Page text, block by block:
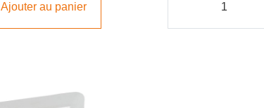
Ajouter au panier